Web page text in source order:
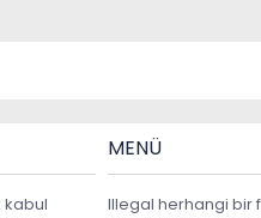
kabul
MENÜ
Illegal herhangi bir